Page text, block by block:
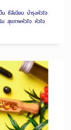
น, ซีลีเนียม, บำรุงหัวใจ,
ม, สุขภาพหัวใจ, หัวใจ,